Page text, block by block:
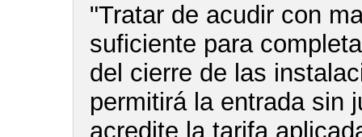
"Tratar de acudir con
suficiente para
del cierre de las
permitirá la entrada sin
acredite la tarifa